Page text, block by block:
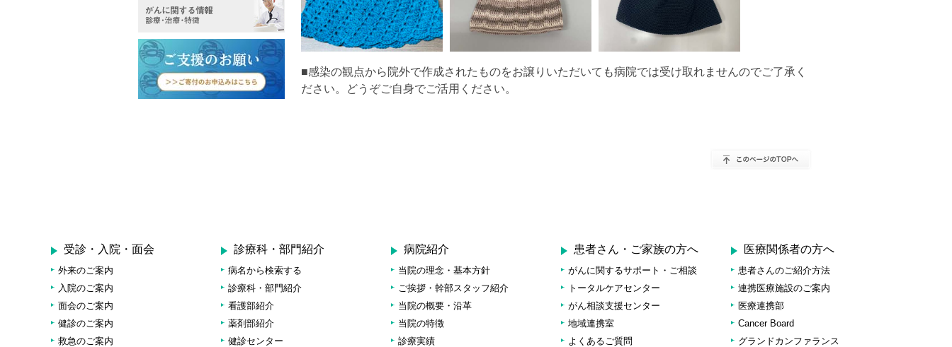
■感染の観点から院外で作成されたものをお譲りいただいても病院では受け取れませんのでご了承く
ださい。どうぞご自身でご活用ください。
受診・入院・面会
外来のご案内
入院のご案内
面会のご案内
健診のご案内
救急のご案内
診療科・部門紹介
病名から検索する
診療科・部門紹介
看護部紹介
薬剤部紹介
健診センター
病院紹介
当院の理念・基本方針
ご挨拶・幹部スタッフ紹介
当院の概要・沿革
当院の特徴
診療実績
患者さん・ご家族の方へ
がんに関するサポート・ご相談
トータルケアセンター
がん相談支援センター
地域連携室
よくあるご質問
医療関係者の方へ
患者さんのご紹介方法
連携医療施設のご案内
医療連携部
Cancer Board
グランドカンファランス